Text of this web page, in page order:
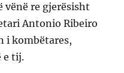
vënë re gjerësisht
Antonio Ribeiro
i kombëtares,
e tij.